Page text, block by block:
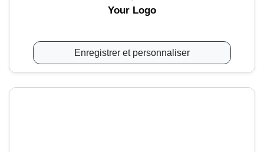
Your Logo
Enregistrer et personnaliser